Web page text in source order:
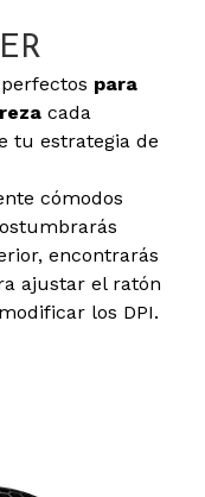
para
cada
tu estrategia de
cómodos
encontrarás
ajustar el ratón
los DPI.